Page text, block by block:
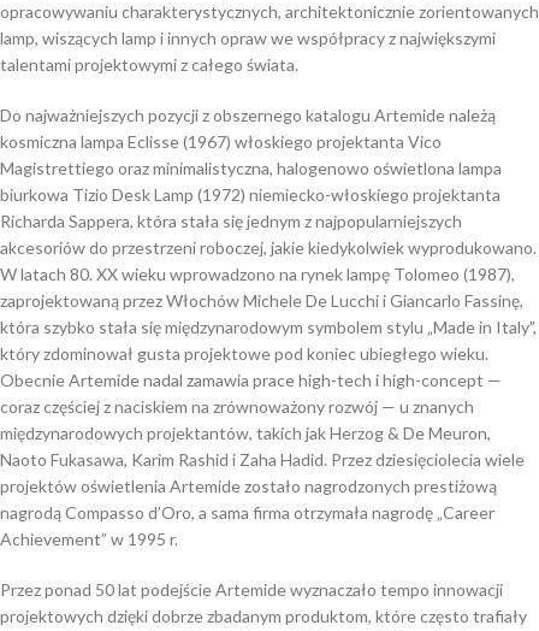
opracowywaniu charakterystycznych, architektonicznie zorientowanych
lamp, wiszących lamp i innych opraw we współpracy z największymi
talentami projektowymi z całego świata.
Do najważniejszych pozycji z obszernego katalogu Artemide należą
kosmiczna lampa Eclisse (1967) włoskiego projektanta Vico
Magistrettiego oraz minimalistyczna, halogenowo oświetlona lampa
biurkowa Tizio Desk Lamp (1972) niemiecko-włoskiego projektanta
Richarda Sappera, która stała się jednym z najpopularniejszych
akcesoriów do przestrzeni roboczej, jakie kiedykolwiek wyprodukowano.
W latach 80. XX wieku wprowadzono na rynek lampę Tolomeo (1987),
zaprojektowaną przez Włochów Michele De Lucchi i Giancarlo Fassinę,
która szybko stała się międzynarodowym symbolem stylu „Made in Italy”,
który zdominował gusta projektowe pod koniec ubiegłego wieku.
Obecnie Artemide nadal zamawia prace high-tech i high-concept —
coraz częściej z naciskiem na zrównoważony rozwój — u znanych
międzynarodowych projektantów, takich jak Herzog & De Meuron,
Naoto Fukasawa, Karim Rashid i Zaha Hadid. Przez dziesięciolecia wiele
projektów oświetlenia Artemide zostało nagrodzonych prestiżową
nagrodą Compasso d’Oro, a sama firma otrzymała nagrodę „Career
Achievement” w 1995 r.
Przez ponad 50 lat podejście Artemide wyznaczało tempo innowacji
projektowych dzięki dobrze zbadanym produktom, które często trafiały